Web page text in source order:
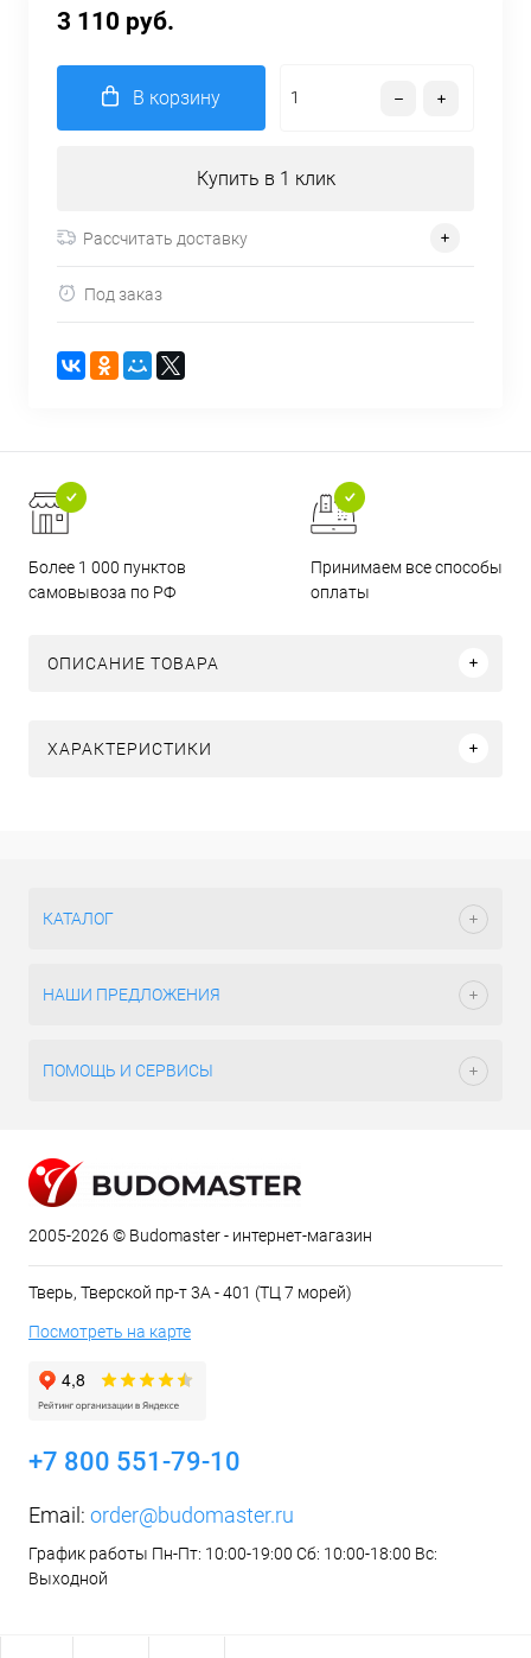
3 110 руб.
В корзину
Купить в 1 клик
Рассчитать доставку
Под заказ
Более 1 000 пунктов
самовывоза по РФ
Принимаем все способы
оплаты
ОПИСАНИЕ ТОВАРА
ХАРАКТЕРИСТИКИ
КАТАЛОГ
НАШИ ПРЕДЛОЖЕНИЯ
ПОМОЩЬ И СЕРВИСЫ
2005-2026 © Budomaster - интернет-магазин
Тверь, Тверской пр-т 3А - 401 (ТЦ 7 морей)
Посмотреть на карте
+7 800 551-79-10
Email: order@budomaster.ru
График работы Пн-Пт: 10:00-19:00 Сб: 10:00-18:00 Вс:
Выходной